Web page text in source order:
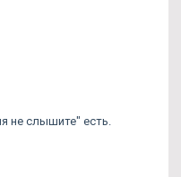
не слышите" есть.